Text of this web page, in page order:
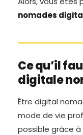
nomades
Ce qu’il
digitale
Être digital
mode de vie
possible grâce à